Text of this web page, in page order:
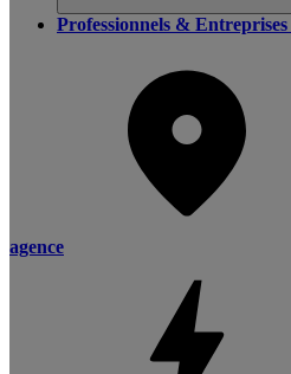
Professionnels & Entreprises
agence